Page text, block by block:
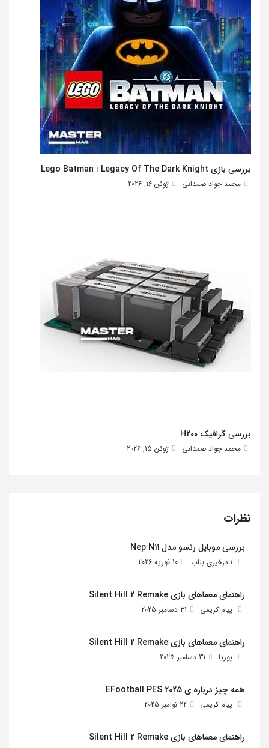
بررسی بازی Lego Batman : Legacy Of The Dark Knight
محمد جواد صمدانی ژوئن 16, 2026
بررسی گرافیک H200
محمد جواد صمدانی ژوئن 15, 2026
نظرات
بررسی موبایل رنسو مدل Nep N11
نادرخیری بناب 10 فوریه 2026
راهنمای معماهای بازی Silent Hill 2 Remake
پیام کریمی 31 دسامبر 2025
راهنمای معماهای بازی Silent Hill 2 Remake
پوریا 31 دسامبر 2025
همه چیز درباره ی EFootball PES 2025
پیام کریمی 22 نوامبر 2025
راهنمای معماهای بازی Silent Hill 2 Remake